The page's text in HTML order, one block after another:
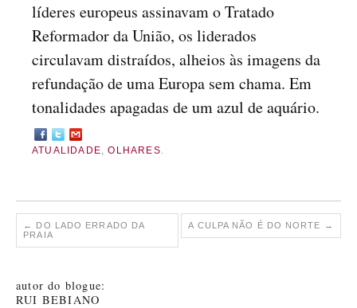
líderes europeus assinavam o Tratado
Reformador da União, os liderados
circulavam distraídos, alheios às imagens da
refundação de uma Europa sem chama. Em
tonalidades apagadas de um azul de aquário.
ATUALIDADE,OLHARES.
←
DO LADO ERRADO DA
PRAIA
A CULPA NÃO É DO NORTE →
autor do blogue:
RUI BEBIANO